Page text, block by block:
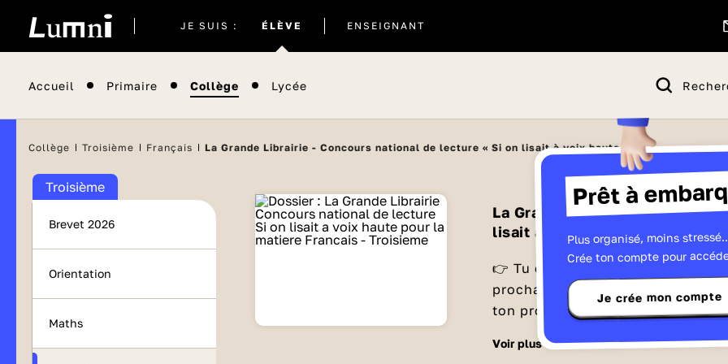
JE SUIS : ÉLÈVE
actuel
ENSEIGNANT
Accueil Primaire Collège Lycée
Prêt à
Plus organisé, moins
Crée ton compte pour
Je crée mon compte
Collège Troisième Français La Grande Librairie - Concours national de lecture « Si on lisait à voix haute »
Troisième
Brevet 2026
Orientation
Maths
La Grande Librairie -
lisait à voix haute »
👉 Tu es collégien ou lycéen ? Tu
prochain concours
Si on lisait à
ton professeur pour qu'il inscrive
en ligne, disponible dès le lundi
Édition 2026 du concours de lecture àvoir plus